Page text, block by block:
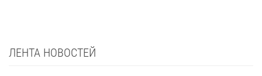
ЛЕНТА НОВОСТЕЙ